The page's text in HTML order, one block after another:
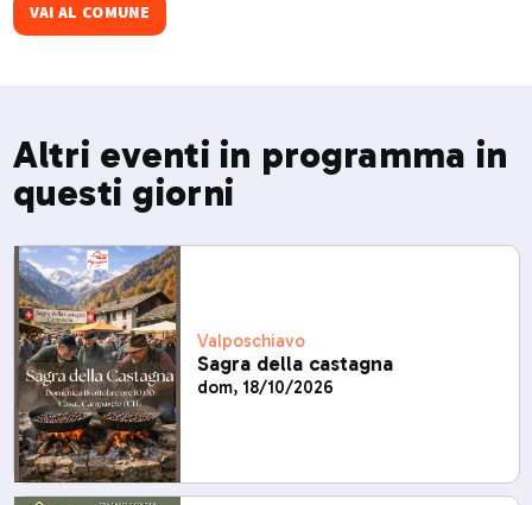
VAI AL COMUNE
Altri eventi in programma in
questi giorni
Valposchiavo
Sagra della castagna
dom, 18/10/2026